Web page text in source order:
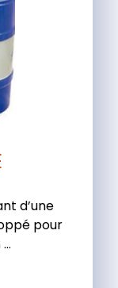
d’une
pour